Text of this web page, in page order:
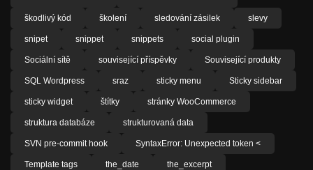
škodlivý kód školení sledování zásilek slevy
snipet snippet snippets social plugin
Sociální sítě související příspěvky Související produkty
SQL Wordpress sraz sticky menu Sticky sidebar
sticky widget štítky stránky WooCommerce
struktura databáze strukturovaná data
SVN pre-commit hook SyntaxError: Unexpected token <
Template tags the_date the_excerpt